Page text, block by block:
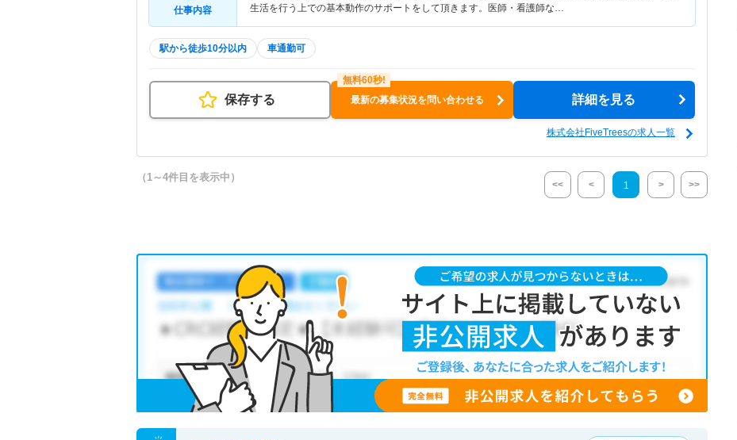
仕事内容
生活を行う上での基本動作のサポートをして頂きます。医師・看護師な…
駅から徒歩10分以内 車通勤可
保存する 最新の募集状況を問い合わせる 詳細を見る
株式会社FiveTreesの求人一覧
（1～4件目を表示中）
<< < 1 > >>